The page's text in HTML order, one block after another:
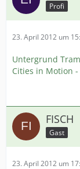
Profi
23. April 2012 um
Untergrund
Cities in Motion -
FISCH
Gast
23. April 2012 um